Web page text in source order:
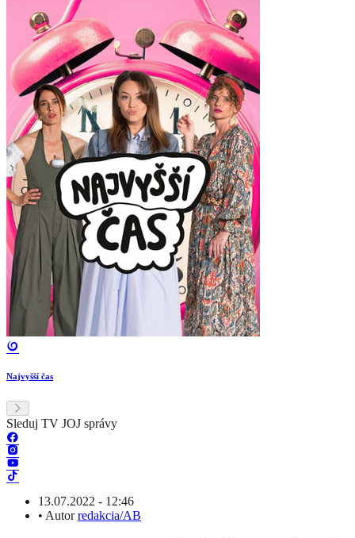
Najvyšší čas
Sleduj TV JOJ správy
13.07.2022 - 12:46
• Autorredakcia/AB